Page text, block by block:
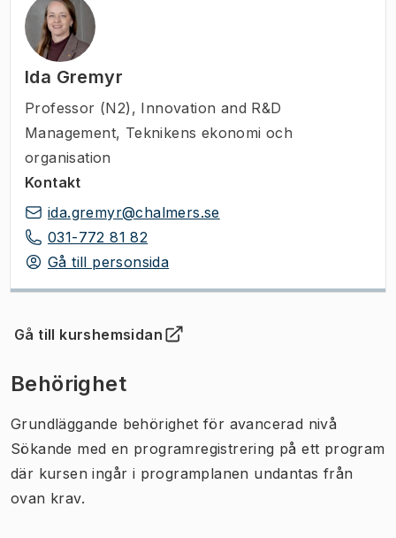
Ida Gremyr
Professor (N2) , Innovation and R&D
Management, Teknikens ekonomi och
organisation
Kontakt
ida.gremyr@chalmers.se
031-772 81 82
Gå till personsida
Gå till kurshemsidan
(Öppnas i ny flik)
Behörighet
Grundläggande behörighet för avancerad nivå
Sökande med en programregistrering på ett program
där kursen ingår i programplanen undantas från
ovan krav.